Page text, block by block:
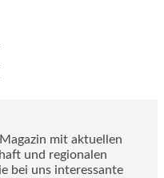
mit aktuellen
und regionalen
bei uns interessante